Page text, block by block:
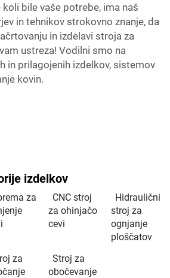
bile vaše potrebe, ima naš
in tehnikov strokovno znanje, da
in izdelavi stroja za
ustreza! Vodilni smo na
in prilagojenih izdelkov, sistemov
kovin.
izdelkov
za
CNC stroj
za ohinjačo
cevi
Hidraulični
stroj za
ognjanje
ploščatov
za
Stroj za
obočevanje